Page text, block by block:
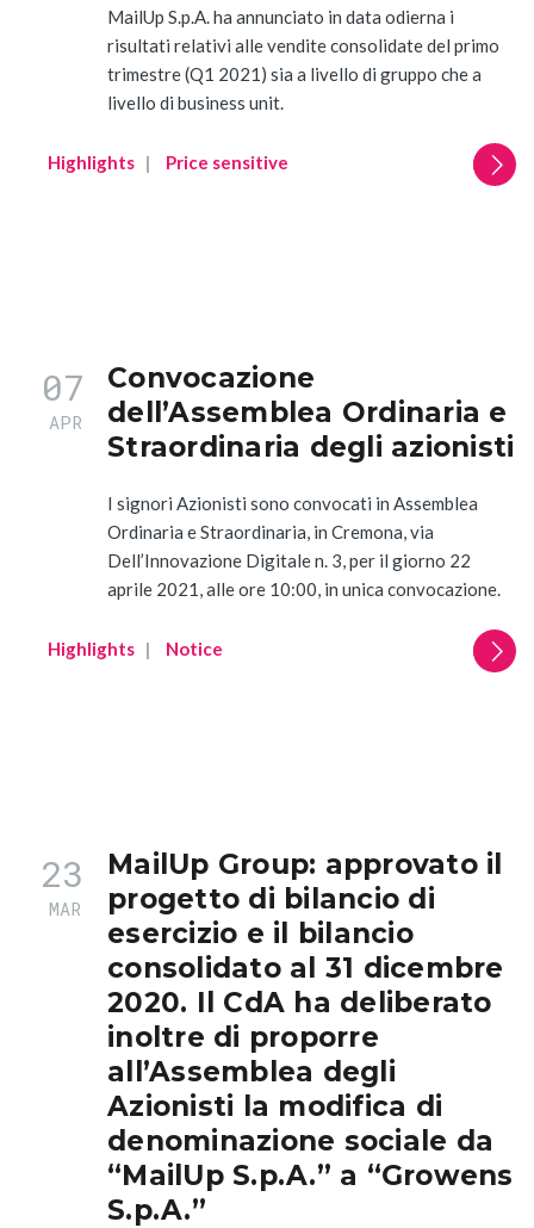
Comunicati Stampa
Highlights Price sensitive
MailUp S.p.A. ha annunciato in data odierna i
risultati relativi alle vendite consolidate del primo
trimestre (Q1 2021) sia a livello di gruppo che a
livello di business unit.
Highlights Notice
07
APR
Convocazione
dell’Assemblea Ordinaria e
Straordinaria degli azionisti
I signori Azionisti sono convocati in Assemblea
Ordinaria e Straordinaria, in Cremona, via
Dell’Innovazione Digitale n. 3, per il giorno 22
aprile 2021, alle ore 10:00, in unica convocazione.
23
MAR
MailUp Group: approvato il
progetto di bilancio di
esercizio e il bilancio
consolidato al 31 dicembre
2020. Il CdA ha deliberato
inoltre di proporre
all’Assemblea degli
Azionisti la modifica di
denominazione sociale da
“MailUp S.p.A.” a “Growens
S.p.A.”